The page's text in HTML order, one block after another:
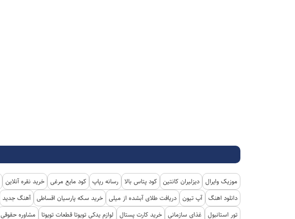
موزیک وایرال دیزلیران کانتین کود پتاس بالا رسانه رپاپ کود مایع مرغی خرید نقره آنلاین
دانلود اهنگ آپ تیون دریافت طلای آبشده از میلی خرید سکه پارسیان اقساطی آهنگ جدید
تور استانبول
غذای سازمانی خرید کارت پستال لوازم یدکی تویوتا قطعات تویوتا مشاوره حقوقی